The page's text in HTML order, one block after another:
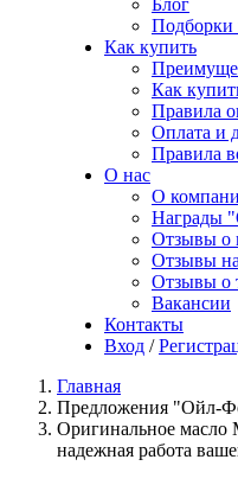
Блог
Подборки
Как купить
Как
Правила
Оплата и
Правила
О нас
О
Награды
Отзывы о
Отзывы
Отзывы о
Вакансии
Контакты
Вход /
Главная
Предложения "Ойл-
Оригинальное
надежная работа